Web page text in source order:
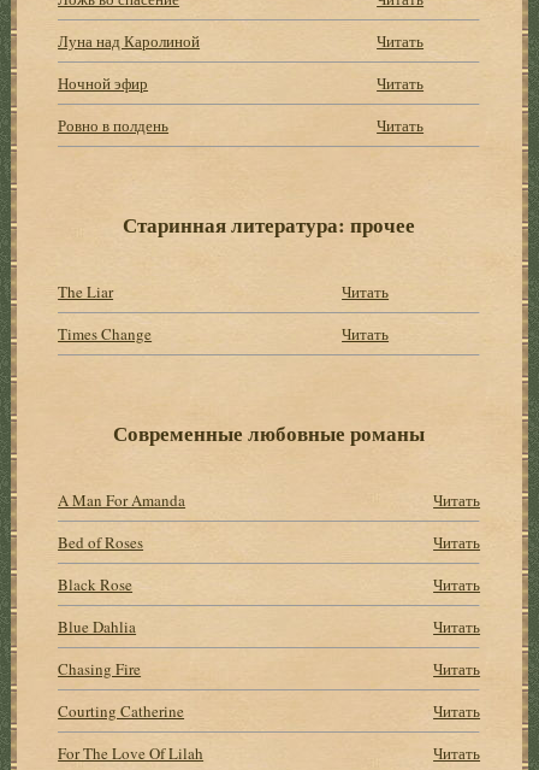
Луна над Каролиной
Читать
Ночной эфир
Читать
Ровно в полдень
Читать
Старинная литература: прочее
The Liar
Читать
Times Change
Читать
Современные любовные романы
A Man For Amanda
Читать
Bed of Roses
Читать
Black Rose
Читать
Blue Dahlia
Читать
Chasing Fire
Читать
Courting Catherine
Читать
For The Love Of Lilah
Читать